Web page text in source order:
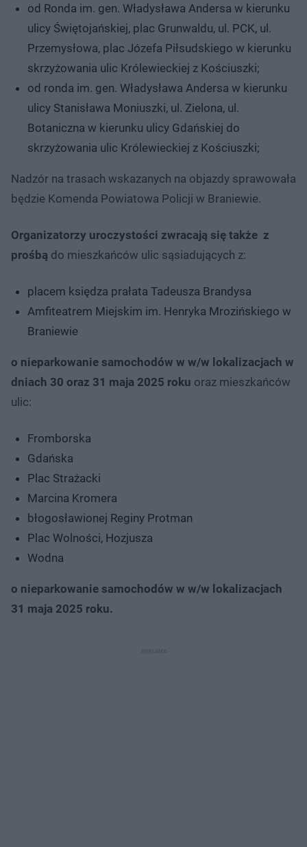
od Ronda im. gen. Władysława Andersa w kierunku
ulicy Świętojańskiej, plac Grunwaldu, ul. PCK, ul.
Przemysłowa, plac Józefa Piłsudskiego w kierunku
skrzyżowania ulic Królewieckiej z Kościuszki;
od ronda im. gen. Władysława Andersa w kierunku
ulicy Stanisława Moniuszki, ul. Zielona, ul.
Botaniczna w kierunku ulicy Gdańskiej do
skrzyżowania ulic Królewieckiej z Kościuszki;
Nadzór na trasach wskazanych na objazdy sprawowała
będzie Komenda Powiatowa Policji w Braniewie.
Organizatorzy uroczystości zwracają się także z
prośbą do mieszkańców ulic sąsiadujących z:
placem księdza prałata Tadeusza Brandysa
Amfiteatrem Miejskim im. Henryka Mrozińskiego w
Braniewie
o nieparkowanie samochodów w w/w lokalizacjach w
dniach 30 oraz 31 maja 2025 roku oraz mieszkańców
ulic:
Fromborska
Gdańska
Plac Strażacki
Marcina Kromera
błogosławionej Reginy Protman
Plac Wolności, Hozjusza
Wodna
o nieparkowanie samochodów w w/w lokalizacjach
31 maja 2025 roku.